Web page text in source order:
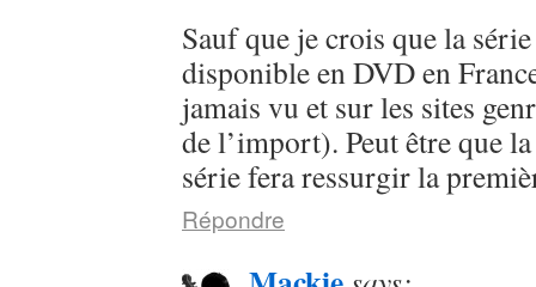
Sauf que je crois que la
disponible en DVD en
jamais vu et sur les sites
de l’import). Peut être que
série fera ressurgir la
Répondre